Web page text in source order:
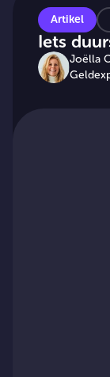
Artikel
Iets
Joëlla